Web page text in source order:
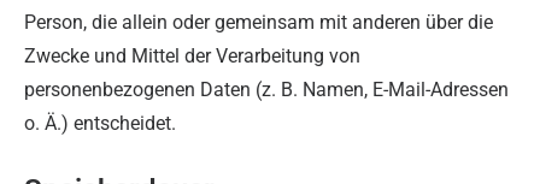
Person, die allein oder gemeinsam mit anderen über die
Zwecke und Mittel der Verarbeitung von
personenbezogenen Daten (z. B. Namen, E-Mail-Adressen
o. Ä.) entscheidet.